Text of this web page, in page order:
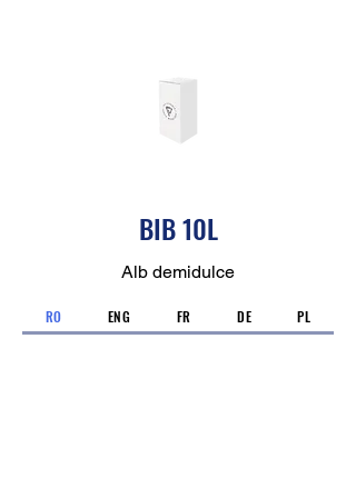
BIB 10L
Alb demidulce
RO ENG FR DE PL